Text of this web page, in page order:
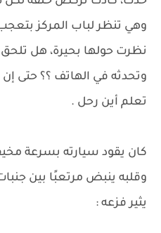
وهي تنظر لباب المركز
نظرت حولها بحيرة، هل تلحق
وتحدثه في الهاتف ؟؟ حتى إن
تعلم أين رحل .
كان يقود سيارته بسرعة
وقلبه ينبض مرتعبًا بين
يثير فزعه :